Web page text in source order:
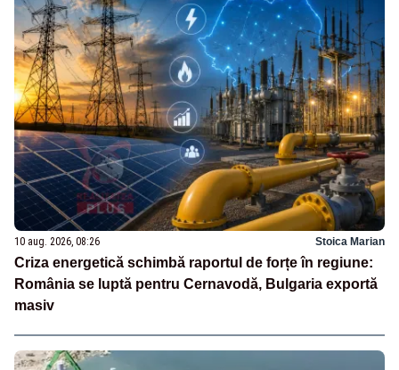
10 aug. 2026, 08:26 Stoica Marian
Criza energetică schimbă raportul de forțe în regiune:
România se luptă pentru Cernavodă, Bulgaria exportă
masiv